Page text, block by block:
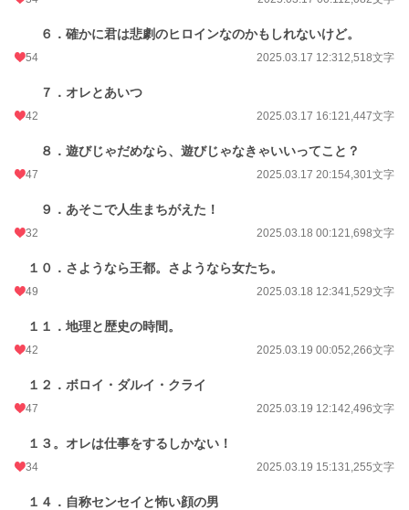
６．確かに君は悲劇のヒロインなのかもしれないけど。
54 2025.03.17 12:312,518文字
７．オレとあいつ
42 2025.03.17 16:121,447文字
８．遊びじゃだめなら、遊びじゃなきゃいいってこと？
47 2025.03.17 20:154,301文字
９．あそこで人生まちがえた！
32 2025.03.18 00:121,698文字
１０．さようなら王都。さようなら女たち。
49 2025.03.18 12:341,529文字
１１．地理と歴史の時間。
42 2025.03.19 00:052,266文字
１２．ボロイ・ダルイ・クライ
47 2025.03.19 12:142,496文字
１３。オレは仕事をするしかない！
34 2025.03.19 15:131,255文字
１４．自称センセイと怖い顔の男